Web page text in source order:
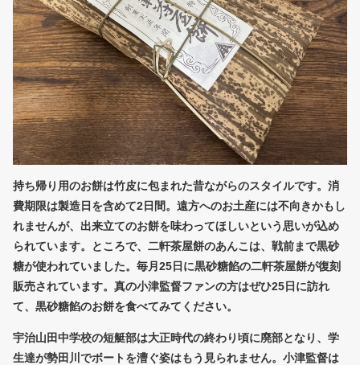
持ち帰り用のお餅は竹皮に包まれた昔ながらのスタイルです。消
費期限は製造日を含めて2日間。遠方へのお土産には不向きかもし
れませんが、出来立てのお餅を味わってほしいという思いが込め
られています。ところで、二軒茶屋餅のあんこは、戦前まで黒砂
糖が使われていました。毎月25日に黒砂糖餡の二軒茶屋餅が復刻
販売されています。真の小津監督ファンの方はぜひ25日に訪れ
て、黒砂糖餡のお餅を食べてみてください。
宇治山田中学校の短艇部は大正時代の終わり頃に廃部となり、学
生達が勢田川でボートを漕ぐ姿はもう見られません。小津監督は